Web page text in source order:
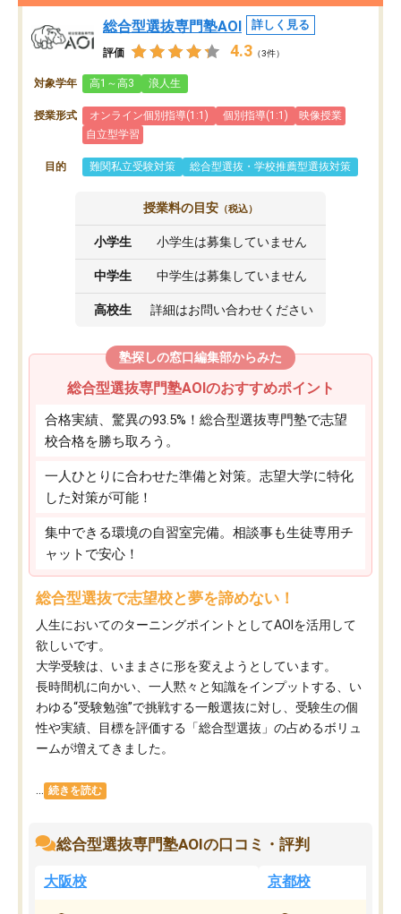
総合型選抜専門塾AOI 詳しく見る
評価 4.3 （3件）
対象学年 高1～高3 浪人生
授業形式 オンライン個別指導(1:1) 個別指導(1:1)
映像授業
自立型学習
目的 難関私立受験対策 総合型選抜・学校推薦型選抜対策
授業料の目安 （税込）
小学生 小学生は募集していません
中学生 中学生は募集していません
高校生 詳細はお問い合わせください
塾探しの窓口編集部からみた
総合型選抜専門塾AOIのおすすめポイント
合格実績、驚異の93.5%！総合型選抜専門塾で志望
校合格を勝ち取ろう。
一人ひとりに合わせた準備と対策。志望大学に特化
した対策が可能！
集中できる環境の自習室完備。相談事も生徒専用チ
ャットで安心！
総合型選抜で志望校と夢を諦めない！
人生においてのターニングポイントとしてAOIを活用して
欲しいです。
大学受験は、いままさに形を変えようとしています。
長時間机に向かい、一人黙々と知識をインプットする、い
わゆる“受験勉強”で挑戦する一般選抜に対し、受験生の個
性や実績、目標を評価する「総合型選抜」の占めるボリュ
ームが増えてきました。
続きを読む
総合型選抜専門塾AOIの口コミ・評判
大阪校 京都校